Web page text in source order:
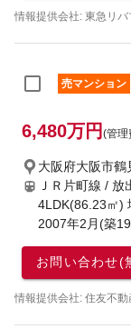
情報提供会社: 東急リ
売マンション
6,480万円 (管理
大阪府大阪市鶴
ＪＲ片町線 / 放
4LDK(86.23㎡)
2007年2月(築
お問い合わせ(
情報提供会社: 住友不